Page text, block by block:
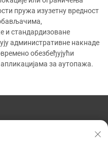
пружа изузетну вредност
и стандардизоване
административне накнаде
обезбеђујући
за аутопажа.